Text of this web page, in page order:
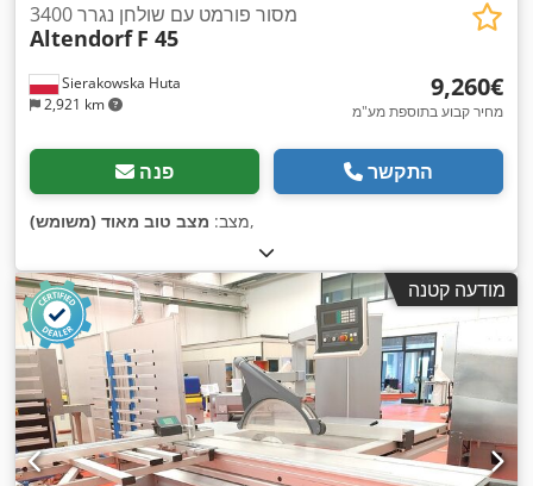
Sierakowska Huta
2,921 km
מסור פורמט עם שולחן נגרר 3400
Altendorf F 45
‏9,260 ‏€
מחיר קבוע בתוספת מע"מ
פנה התקשר
מצב: מצב טוב מאוד (משומש) ,
מודעה קטנה